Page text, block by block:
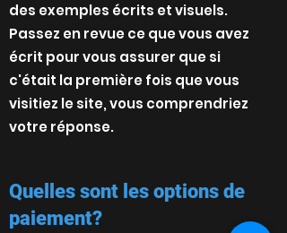
des exemples écrits et visuels.
Passez en revue ce que vous avez
écrit pour vous assurer que si
c'était la première fois que vous
visitiez le site, vous comprendriez
votre réponse.
Quelles sont les options de
paiement?